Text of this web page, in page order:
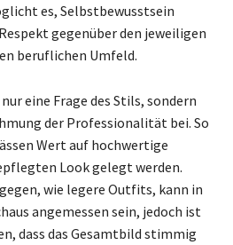
es, Selbstbewusstsein
gegenüber den jeweiligen
beruflichen Umfeld.
eine Frage des Stils, sondern
der Professionalität bei. So
Wert auf hochwertige
Look gelegt werden.
wie legere Outfits, kann in
angemessen sein, jedoch ist
dass das Gesamtbild stimmig